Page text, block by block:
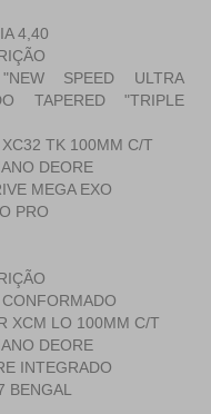
4,40
SPEED ULTRA
TAPERED "TRIPLE
TK 100MM C/T
DEORE
MEGA EXO
PRO
XCM LO 100MM C/T
DEORE
INTEGRADO
BENGAL